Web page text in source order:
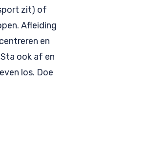
zit) of
Afleiding
en
ook af en
los. Doe